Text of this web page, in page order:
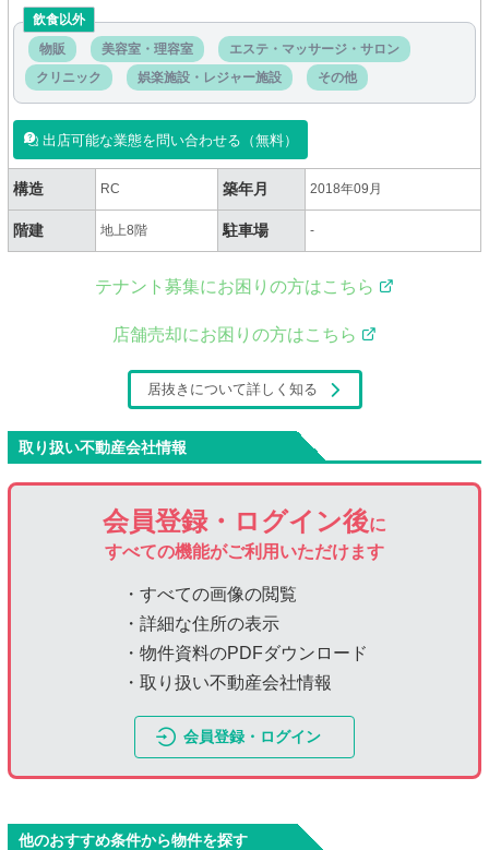
飲食以外
物販
美容室・理容室
エステ・マッサージ・サロン
クリニック
娯楽施設・レジャー施設 その他
出店可能な業態を問い合わせる（無料）
構造 RC 築年月 2018年09月
階建 地上8階 駐車場 -
テナント募集にお困りの方はこちら
店舗売却にお困りの方はこちら
居抜きについて詳しく知る
取り扱い不動産会社情報
会員登録・ログイン後に
すべての機能がご利用いただけます
・すべての画像の閲覧
・詳細な住所の表示
・物件資料のPDFダウンロード
・取り扱い不動産会社情報
会員登録・ログイン
他のおすすめ条件から物件を探す